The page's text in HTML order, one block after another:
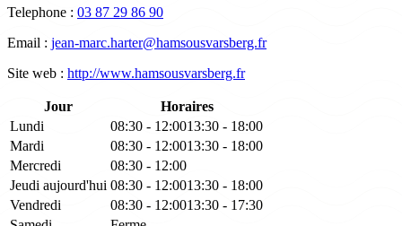
Telephone : 03 87 29 86 90
Email : jean-marc.harter@hamsousvarsberg.fr
Site web : http://www.hamsousvarsberg.fr
Jour
Horaires
Lundi
08:30 - 12:0013:30 - 18:00
Mardi
08:30 - 12:0013:30 - 18:00
Mercredi
08:30 - 12:00
Jeudi aujourd'hui 08:30 - 12:0013:30 - 18:00
Vendredi
08:30 - 12:0013:30 - 17:30